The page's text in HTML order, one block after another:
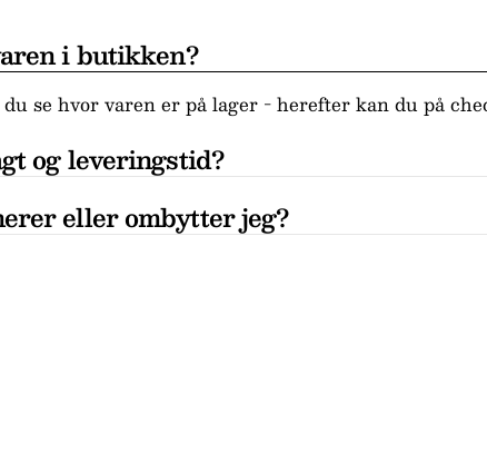
i butikken?
se hvor varen er på lager - herefter kan du på
og leveringstid?
eller ombytter jeg?